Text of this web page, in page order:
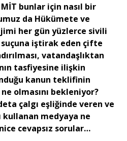
bunlar için nasıl bir
da Hükümete ve
her gün yüzlerce sivili
iştirak eden çifte
vatandaşlıktan
tasfiyesine ilişkin
kanun teklifinin
olmasını bekleniyor?
çalgı eşliğinde veren ve
kullanan medyaya ne
cevapsız sorular…